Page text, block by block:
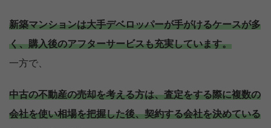
新築マンションは大手デベロッパーが手がけるケースが多
く、購入後のアフターサービスも充実しています。
一方で、
中古の不動産の売却を考える方は、査定をする際に複数の
会社を使い相場を把握した後、契約する会社を決めている